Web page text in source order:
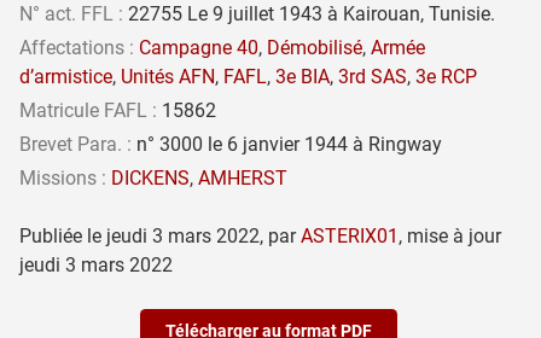
N° act. FFL : 22755 Le 9 juillet 1943 à Kairouan, Tunisie.
Affectations : Campagne 40, Démobilisé, Armée
d’armistice, Unités AFN, FAFL, 3e BIA, 3rd SAS, 3e RCP
Matricule FAFL : 15862
Brevet Para. : n° 3000 le 6 janvier 1944 à Ringway
Missions : DICKENS, AMHERST
Publiée le jeudi 3 mars 2022, parASTERIX01 , mise à jour
jeudi 3 mars 2022
Télécharger au format PDF